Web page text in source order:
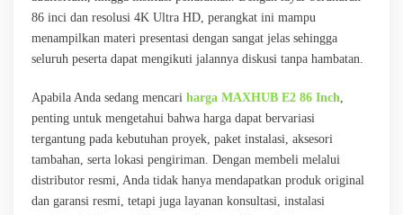
86 inci dan resolusi 4K Ultra HD, perangkat ini mampu
menampilkan materi presentasi dengan sangat jelas sehingga
seluruh peserta dapat mengikuti jalannya diskusi tanpa hambatan.
Apabila Anda sedang mencari harga MAXHUB E2 86 Inch
penting untuk mengetahui bahwa harga dapat bervariasi
tergantung pada kebutuhan proyek, paket instalasi, aksesori
tambahan, serta lokasi pengiriman. Dengan membeli melalui
distributor resmi, Anda tidak hanya mendapatkan produk original
dan garansi resmi, tetapi juga layanan konsultasi, instalasi